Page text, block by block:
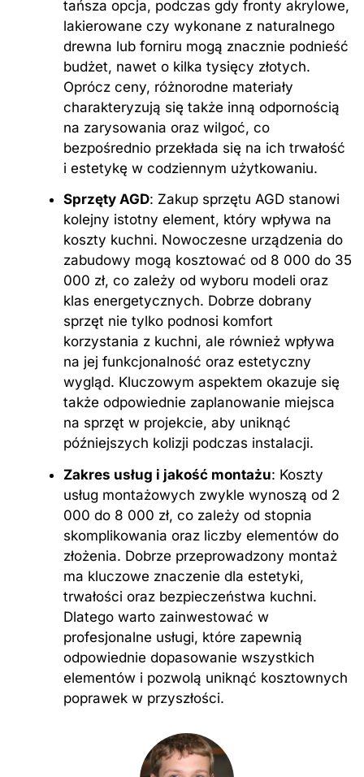
tańsza opcja, podczas gdy fronty akrylowe,
lakierowane czy wykonane z naturalnego
drewna lub forniru mogą znacznie podnieść
budżet, nawet o kilka tysięcy złotych.
Oprócz ceny, różnorodne materiały
charakteryzują się także inną odpornością
na zarysowania oraz wilgoć, co
bezpośrednio przekłada się na ich trwałość
i estetykę w codziennym użytkowaniu.
Sprzęty AGD: Zakup sprzętu AGD stanowi
kolejny istotny element, który wpływa na
koszty kuchni. Nowoczesne urządzenia do
zabudowy mogą kosztować od 8 000 do 35
000 zł, co zależy od wyboru modeli oraz
klas energetycznych. Dobrze dobrany
sprzęt nie tylko podnosi komfort
korzystania z kuchni, ale również wpływa
na jej funkcjonalność oraz estetyczny
wygląd. Kluczowym aspektem okazuje się
także odpowiednie zaplanowanie miejsca
na sprzęt w projekcie, aby uniknąć
późniejszych kolizji podczas instalacji.
Zakres usług i jakość montażu: Koszty
usług montażowych zwykle wynoszą od 2
000 do 8 000 zł, co zależy od stopnia
skomplikowania oraz liczby elementów do
złożenia. Dobrze przeprowadzony montaż
ma kluczowe znaczenie dla estetyki,
trwałości oraz bezpieczeństwa kuchni.
Dlatego warto zainwestować w
profesjonalne usługi, które zapewnią
odpowiednie dopasowanie wszystkich
elementów i pozwolą uniknąć kosztownych
poprawek w przyszłości.